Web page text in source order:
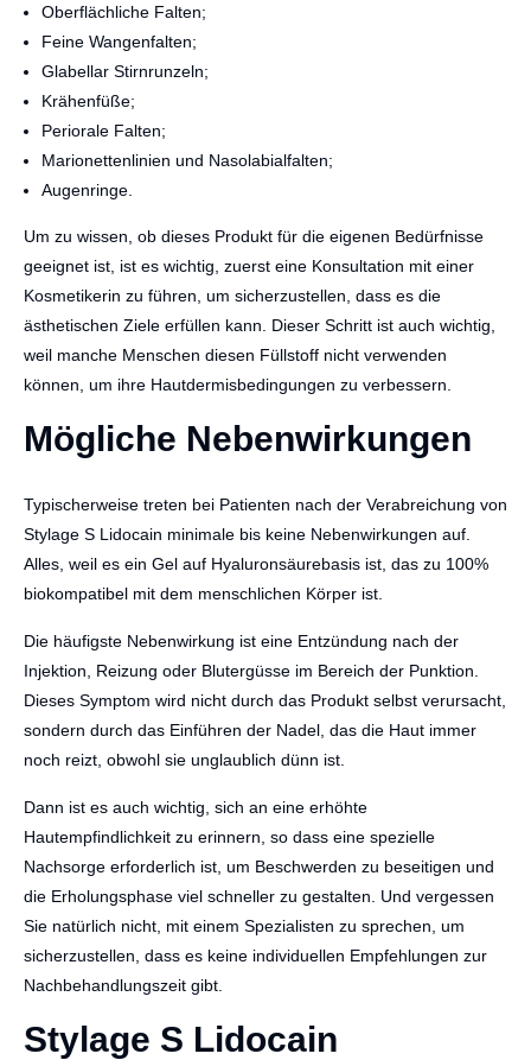
Oberflächliche Falten;
Feine Wangenfalten;
Glabellar Stirnrunzeln;
Krähenfüße;
Periorale Falten;
Marionettenlinien und Nasolabialfalten;
Augenringe.
Um zu wissen, ob dieses Produkt für die eigenen Bedürfnisse
geeignet ist, ist es wichtig, zuerst eine Konsultation mit einer
Kosmetikerin zu führen, um sicherzustellen, dass es die
ästhetischen Ziele erfüllen kann. Dieser Schritt ist auch wichtig,
weil manche Menschen diesen Füllstoff nicht verwenden
können, um ihre Hautdermisbedingungen zu verbessern.
Mögliche Nebenwirkungen
Typischerweise treten bei Patienten nach der Verabreichung von
Stylage S Lidocain minimale bis keine Nebenwirkungen auf.
Alles, weil es ein Gel auf Hyaluronsäurebasis ist, das zu 100%
biokompatibel mit dem menschlichen Körper ist.
Die häufigste Nebenwirkung ist eine Entzündung nach der
Injektion, Reizung oder Blutergüsse im Bereich der Punktion.
Dieses Symptom wird nicht durch das Produkt selbst verursacht,
sondern durch das Einführen der Nadel, das die Haut immer
noch reizt, obwohl sie unglaublich dünn ist.
Dann ist es auch wichtig, sich an eine erhöhte
Hautempfindlichkeit zu erinnern, so dass eine spezielle
Nachsorge erforderlich ist, um Beschwerden zu beseitigen und
die Erholungsphase viel schneller zu gestalten. Und vergessen
Sie natürlich nicht, mit einem Spezialisten zu sprechen, um
sicherzustellen, dass es keine individuellen Empfehlungen zur
Nachbehandlungszeit gibt.
Stylage S Lidocain